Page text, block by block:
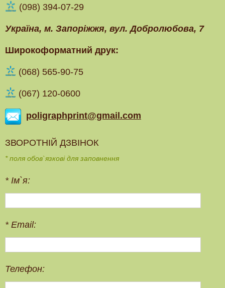
(098) 394-07-29
Українa, м. Запоріжжя, вул. Добролюбова, 7
Широкоформатний друк:
(‎068) 565-90-75
(067) 120-0600
poligraphprint@gmail.com
ЗВОРОТНІЙ ДЗВІНОК
* поля обов`язкові для заповнення
*Ім`я:
*Email:
Телефон: